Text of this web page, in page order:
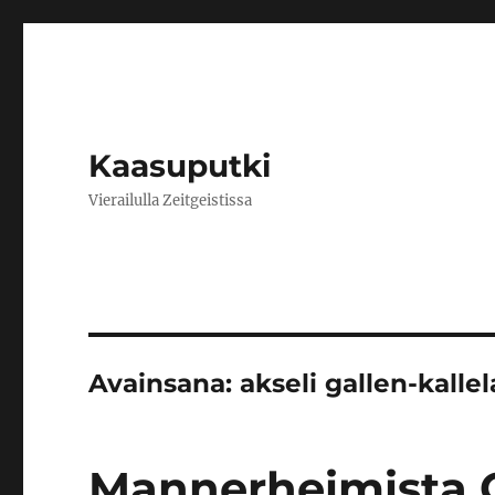
Kaasuputki
Vierailulla Zeitgeistissa
Avainsana:akseli gallen-